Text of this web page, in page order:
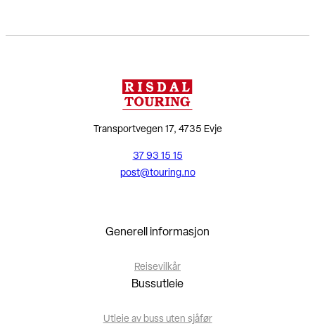
Transportvegen 17, 4735 Evje
37 93 15 15
post@touring.no
Generell informasjon
Reisevilkår
Bussutleie
Utleie av buss uten sjåfør